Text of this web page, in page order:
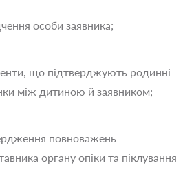
особи заявника;
що підтверджують родинні
між дитиною й заявником;
повноважень
органу опіки та піклування